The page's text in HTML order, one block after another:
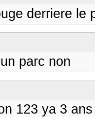
derriere le
parc non
123 ya 3